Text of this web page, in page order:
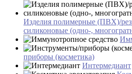
Изделия полимерные (ПВХ)/
силиконовые (одно-,
приборы (косметика)
Интермедиант